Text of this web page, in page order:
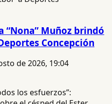
“Nona” Muñoz brindó
Concepción
de 2026, 19:04